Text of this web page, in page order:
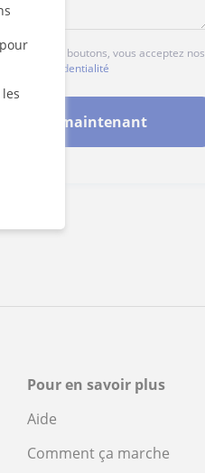
des deux boutons, vous acceptez nos
confidentialité
maintenant
Pour en savoir plus
Aide
Comment ça marche